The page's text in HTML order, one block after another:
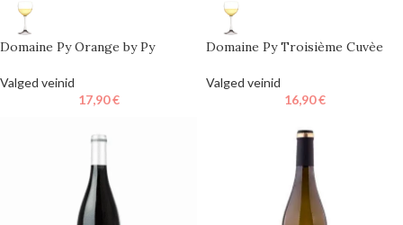
Domaine Py Orange by Py
Valged veinid
17,90€
Domaine Py Troisième Cuvèe
Valged veinid
16,90€